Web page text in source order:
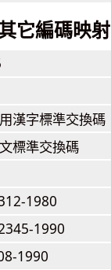
它編碼映射
漢字標準交換碼
標準交換碼
1980
1990
1990